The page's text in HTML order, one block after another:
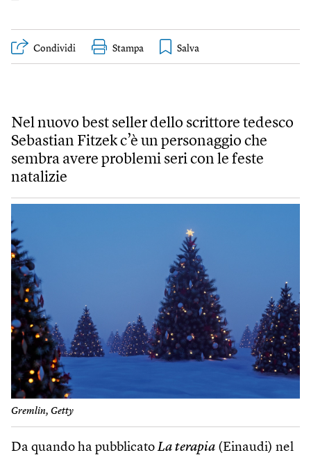
Condividi Stampa
Nel nuovo best seller dello scrittore tedesco
Sebastian Fitzek c’è un personaggio che
sembra avere problemi seri con le feste
natalizie
Gremlin, Getty
Da quando ha pubblicato La terapia (Einaudi) nel